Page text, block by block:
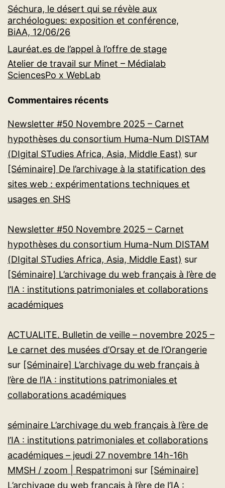
Séchura, le désert qui se révèle aux
archéologues: exposition et conférence,
BiAA, 12/06/26
Lauréat.es de l’appel à l’offre de stage
Atelier de travail sur Minet – Médialab
SciencesPo x WebLab
Commentaires récents
Newsletter #50 Novembre 2025 – Carnet
hypothèses du consortium Huma-Num DISTAM
(DIgital STudies Africa, Asia, Middle East) sur
[Séminaire] De l’archivage à la statification des
sites web : expérimentations techniques et
usages en SHS
Newsletter #50 Novembre 2025 – Carnet
hypothèses du consortium Huma-Num DISTAM
(DIgital STudies Africa, Asia, Middle East) sur
[Séminaire] L’archivage du web français à l’ère de
l’IA : institutions patrimoniales et collaborations
académiques
ACTUALITE. Bulletin de veille – novembre 2025 –
Le carnet des musées d’Orsay et de l’Orangerie
sur [Séminaire] L’archivage du web français à
l’ère de l’IA : institutions patrimoniales et
collaborations académiques
séminaire L’archivage du web français à l’ère de
l’IA : institutions patrimoniales et collaborations
académiques – jeudi 27 novembre 14h-16h
MMSH / zoom | Respatrimoni sur [Séminaire]
L’archivage du web français à l’ère de l’IA :